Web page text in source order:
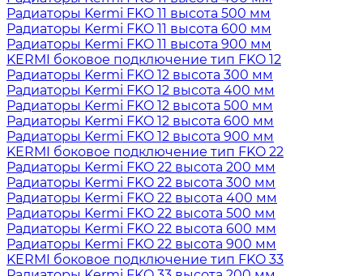
Радиаторы Kermi FKO 11 высота 500 мм
Радиаторы Kermi FKO 11 высота 600 мм
Радиаторы Kermi FKO 11 высота 900 мм
KERMI боковое подключение тип FKO 12
Радиаторы Kermi FKO 12 высота 300 мм
Радиаторы Kermi FKO 12 высота 400 мм
Радиаторы Kermi FKO 12 высота 500 мм
Радиаторы Kermi FKO 12 высота 600 мм
Радиаторы Kermi FKO 12 высота 900 мм
KERMI боковое подключение тип FKO 22
Радиаторы Kermi FKO 22 высота 200 мм
Радиаторы Kermi FKO 22 высота 300 мм
Радиаторы Kermi FKO 22 высота 400 мм
Радиаторы Kermi FKO 22 высота 500 мм
Радиаторы Kermi FKO 22 высота 600 мм
Радиаторы Kermi FKO 22 высота 900 мм
KERMI боковое подключение тип FKO 33